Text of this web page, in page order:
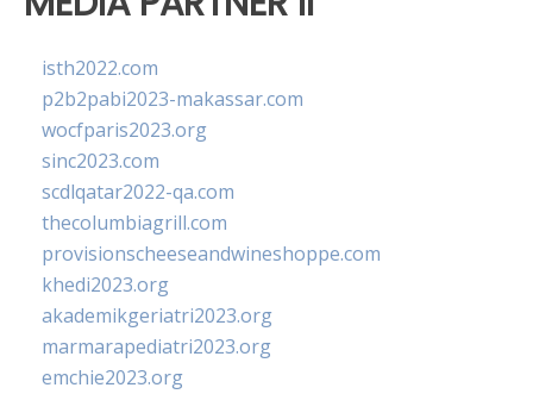
isth2022.com
p2b2pabi2023-makassar.com
wocfparis2023.org
sinc2023.com
scdlqatar2022-qa.com
thecolumbiagrill.com
provisionscheeseandwineshoppe.com
khedi2023.org
akademikgeriatri2023.org
marmarapediatri2023.org
emchie2023.org